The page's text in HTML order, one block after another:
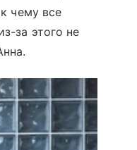
чему все
за этого не